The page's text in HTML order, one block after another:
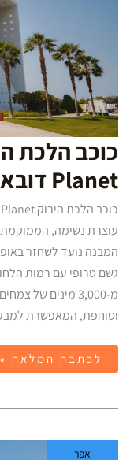
Planet דובאי
המבנה נועד לשחזר
גשם טרופי עם רמות
מ-3,000 מינים של
וסוחפת, המאפשרת
לכתבה המלאה »
אפר
גן